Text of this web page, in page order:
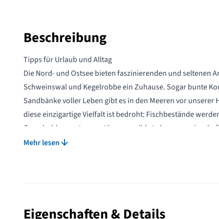
Beschreibung
Tipps für Urlaub und Alltag
Die Nord- und Ostsee bieten faszinierenden und seltenen
Schweinswal und Kegelrobbe ein Zuhause. Sogar bunte
Sandbänke voller Leben gibt es in den Meeren vor unserer
diese einzigartige Vielfalt ist bedroht: Fischbestände
Grundschleppnetze zerstören sensible
Meeresboden. Wie Sie unseren Meeren mit Ihrem Verhalten
Mehr lesen
Eigenschaften & Details